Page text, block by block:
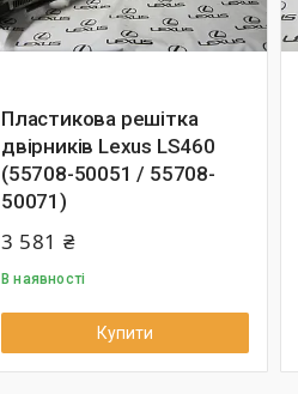
Пластикова решітка
двірників Lexus LS460
(55708-50051 / 55708-
50071)
3 581 ₴
В наявності
Купити